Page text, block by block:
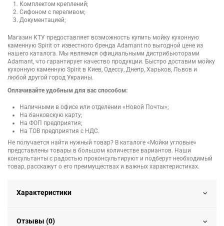
Комплектом креплений;
Сифоном с переливом;
Документацией;
Магазин КТУ предоставляет возможность купить мойку кухонную
каменную Spirit от известного бренда Adamant по выгодной цене из
нашего каталога. Мы являемся официальными дистрибьюторами
Adamant, что гарантирует качество продукции. Быстро доставим мойку
кухонную каменную Spirit в Киев, Одессу, Днепр, Харьков, Львов и
любой другой город Украины.
Оплачивайте удобным для вас способом:
Наличными в офисе или отделении «Новой Почты»;
На банковскую карту;
На ФОП предприятия;
На ТОВ предприятия с НДС.
Не получается найти нужный товар? В каталоге «Мойки угловые»
представлены товары в большом количестве вариантов. Наши
консультанты с радостью проконсультируют и подберут необходимый
товар, расскажут о его преимуществах и важных характеристиках.
Характеристики
Отзывы (0)